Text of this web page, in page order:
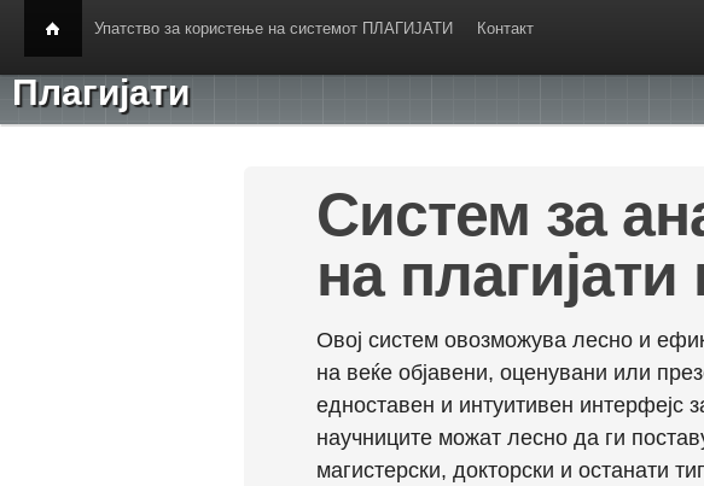
Упатство за користење на системот ПЛАГИЈАТИ Контакт
Плагијати
Систем за
на
Овој систем овозможува лесно и
на веќе објавени, оценувани или
едноставен и интуитивен интерфејс
научниците можат лесно да ги
магистерски, докторски и останати